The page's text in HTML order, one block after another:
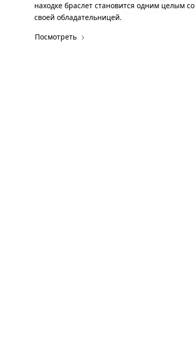
находке браслет становится одним целым со
своей обладательницей.
Посмотреть